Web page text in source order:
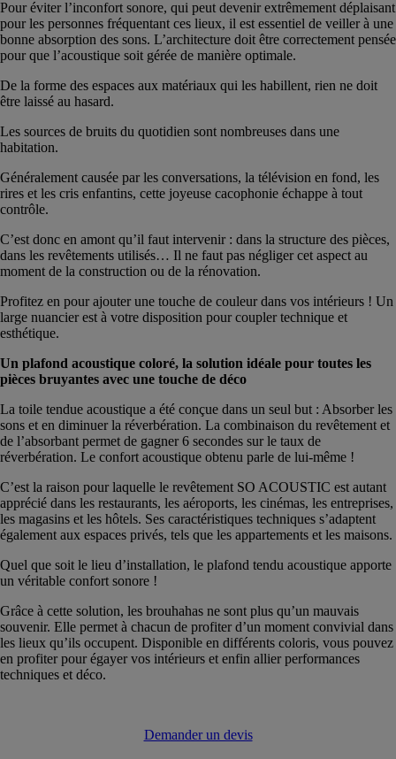
Pour éviter l’inconfort sonore, qui peut devenir extrêmement déplaisant
pour les personnes fréquentant ces lieux, il est essentiel de veiller à une
bonne absorption des sons. L’architecture doit être correctement pensée
pour que l’acoustique soit gérée de manière optimale.
De la forme des espaces aux matériaux qui les habillent, rien ne doit
être laissé au hasard.
Les sources de bruits du quotidien sont nombreuses dans une
habitation.
Généralement causée par les conversations, la télévision en fond, les
rires et les cris enfantins, cette joyeuse cacophonie échappe à tout
contrôle.
C’est donc en amont qu’il faut intervenir : dans la structure des pièces,
dans les revêtements utilisés… Il ne faut pas négliger cet aspect au
moment de la construction ou de la rénovation.
Profitez en pour ajouter une touche de couleur dans vos intérieurs ! Un
large nuancier est à votre disposition pour coupler technique et
esthétique.
Un plafond acoustique coloré, la solution idéale pour toutes les
pièces bruyantes avec une touche de déco
La toile tendue acoustique a été conçue dans un seul but : Absorber les
sons et en diminuer la réverbération. La combinaison du revêtement et
de l’absorbant permet de gagner 6 secondes sur le taux de
réverbération. Le confort acoustique obtenu parle de lui-même !
C’est la raison pour laquelle le revêtement SO ACOUSTIC est autant
apprécié dans les restaurants, les aéroports, les cinémas, les entreprises,
les magasins et les hôtels. Ses caractéristiques techniques s’adaptent
également aux espaces privés, tels que les appartements et les maisons.
Quel que soit le lieu d’installation, le plafond tendu acoustique apporte
un véritable confort sonore !
Grâce à cette solution, les brouhahas ne sont plus qu’un mauvais
souvenir. Elle permet à chacun de profiter d’un moment convivial dans
les lieux qu’ils occupent. Disponible en différents coloris, vous pouvez
en profiter pour égayer vos intérieurs et enfin allier performances
techniques et déco.
Demander un devis